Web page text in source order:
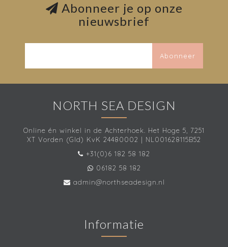
Abonneer je op onze
nieuwsbrief
Abonneer
NORTH SEA DESIGN
Online én winkel in de Achterhoek. Het Hoge 5, 7251
XT Vorden (Gld) KvK 24480002 | NL001628115B52
+31(0)6 182 58 182
06182 58 182
admin@northseadesign.nl
Informatie